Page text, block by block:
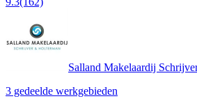
Salland Makelaardij
3 gedeelde werkgebieden